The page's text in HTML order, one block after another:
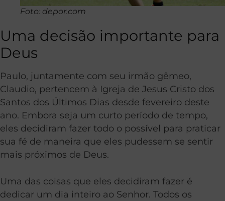
Foto: depor.com
Uma decisão importante para
Deus
Paulo, juntamente com seu irmão gêmeo,
Claudio, pertencem à Igreja de Jesus Cristo dos
Santos dos Últimos Dias desde fevereiro deste
ano. Embora seja um curto período de tempo,
eles decidiram fazer todo o possível para praticar
sua fé de maneira que eles pudessem se sentir
mais próximos de Deus.
Uma das coisas que eles decidiram fazer é
dedicar um dia inteiro ao Senhor. Todos os